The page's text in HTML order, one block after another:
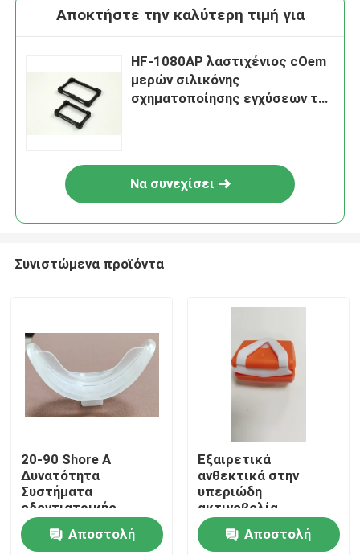
Σχετικά με εμάς
Επαφές
Αποκτήστε την καλύτερη τιμή για
HF-1080AP λαστιχένιος cOem
μερών σιλικόνης
σχηματοποίησης εγχύσεων της
Να συνεχίσει
Συνιστώμενα προϊόντα
20-90 Shore Α
Δυνατότητα
Συστήματα
οδοντιατρικής
συσκευής σε
σιλικόνη μεΑποστολή
Εξαιρετικά
ανθεκτικά στην
υπεριώδη
ακτινοβολία
εξαρτήματα από
καουτσούκ σιλικόνης
Αποστολή